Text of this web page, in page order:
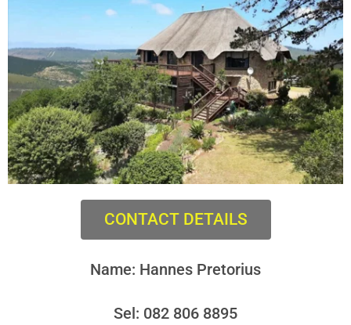
CONTACT DETAILS
Name: Hannes Pretorius
Sel: 082 806 8895